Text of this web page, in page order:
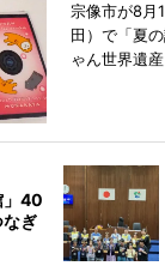
宗像市が8月
田）で「夏
ゃん世界遺
」40
ぎ